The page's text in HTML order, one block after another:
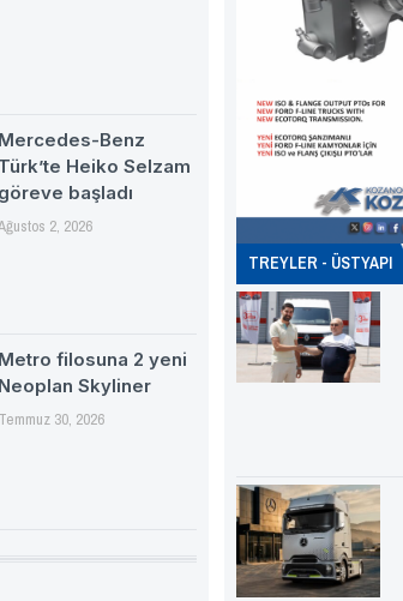
Mercedes-Benz
Türk’te Heiko Selzam
göreve başladı
2, 2026
Metro filosuna 2 yeni
Neoplan Skyliner
Temmuz 30, 2026
TREYLER - ÜSTYAPI